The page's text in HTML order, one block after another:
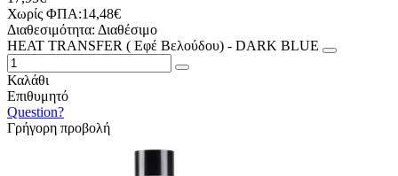
Χωρίς ΦΠΑ:14,48€
Διαθεσιμότητα: Διαθέσιμο
HEAT TRANSFER ( Εφέ Βελούδου) - DARK BLUE
Καλάθι
Επιθυμητό
Question?
Γρήγορη προβολή